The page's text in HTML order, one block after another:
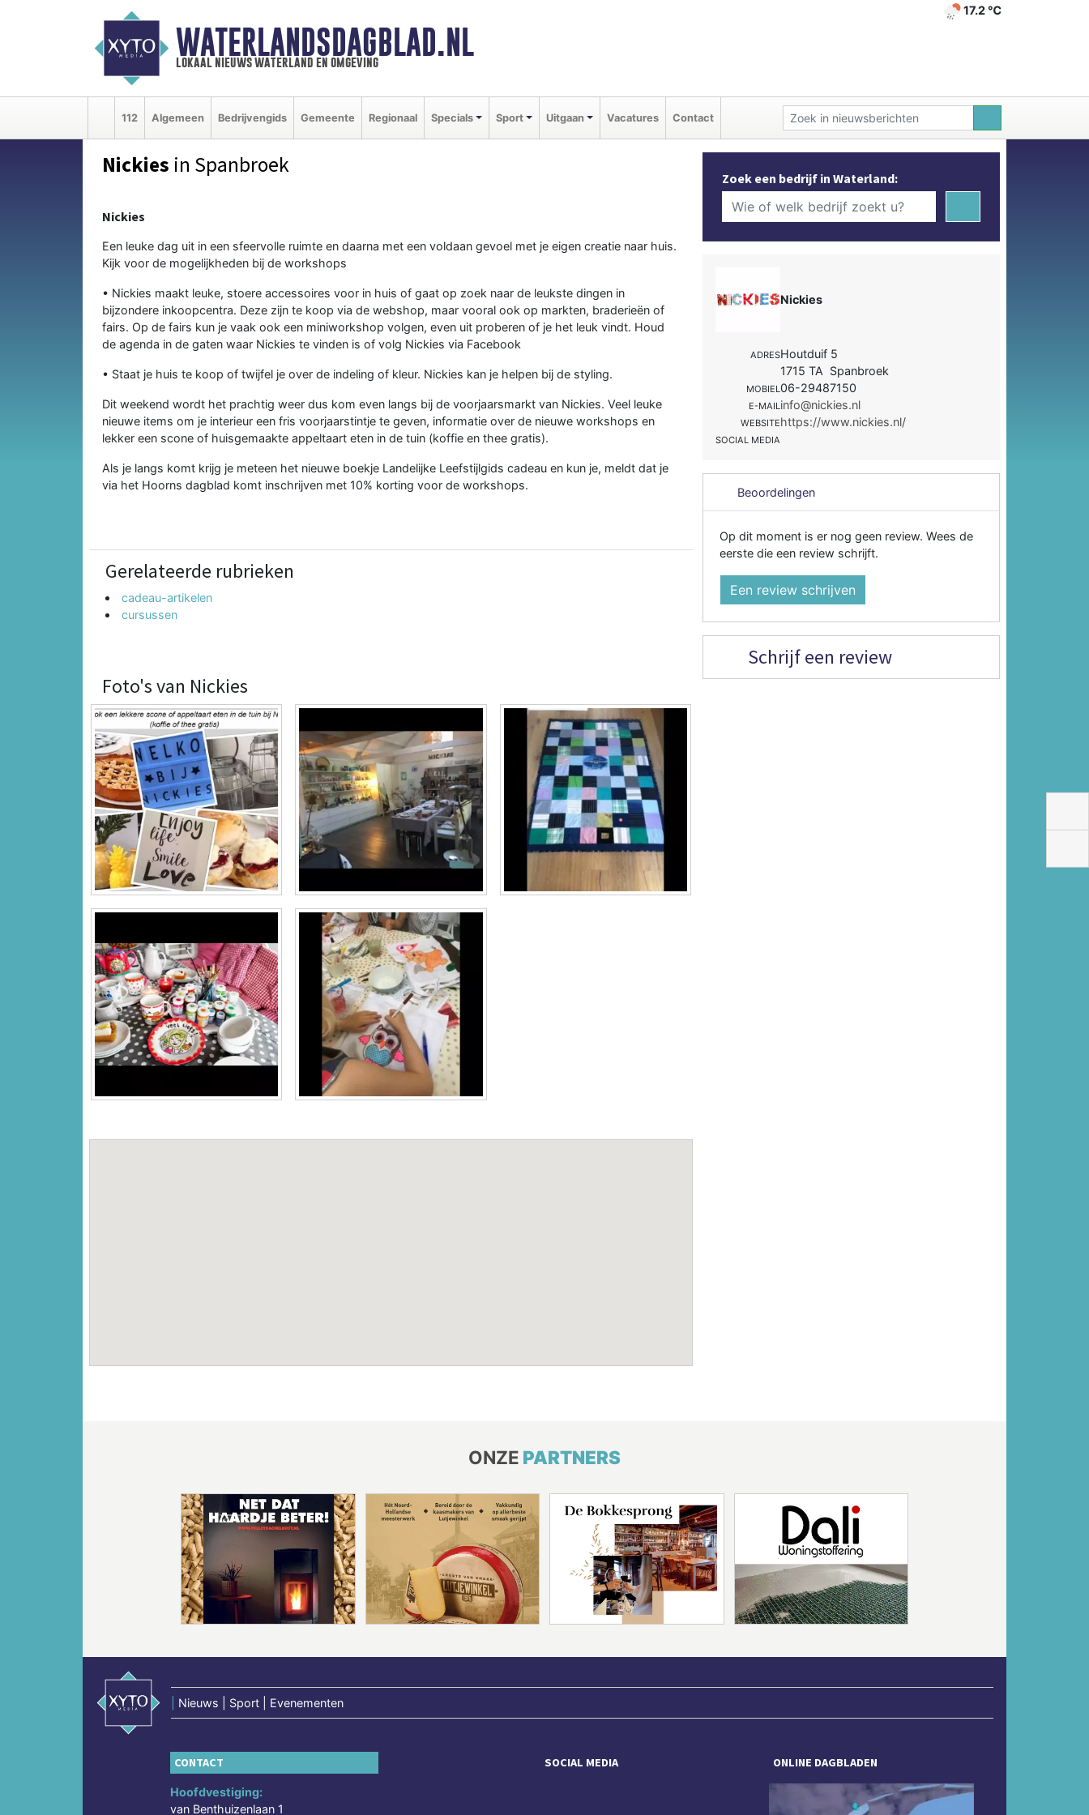
WATERLANDSDAGBLAD.NL
lokaal nieuws waterland en omgeving
17.2 ℃
112 Algemeen Bedrijvengids Gemeente Regionaal Specials Sport Uitgaan Vacatures Contact
Nickies in Spanbroek
Nickies
Een leuke dag uit in een sfeervolle ruimte en daarna met een voldaan gevoel met je eigen creatie naar huis.
Kijk voor de mogelijkheden bij de workshops
• Nickies maakt leuke, stoere accessoires voor in huis of gaat op zoek naar de leukste dingen in
bijzondere inkoopcentra. Deze zijn te koop via de webshop, maar vooral ook op markten, braderieën of
fairs. Op de fairs kun je vaak ook een miniworkshop volgen, even uit proberen of je het leuk vindt. Houd
de agenda in de gaten waar Nickies te vinden is of volg Nickies via Facebook
• Staat je huis te koop of twijfel je over de indeling of kleur. Nickies kan je helpen bij de styling.
Dit weekend wordt het prachtig weer dus kom even langs bij de voorjaarsmarkt van Nickies. Veel leuke
nieuwe items om je interieur een fris voorjaarstintje te geven, informatie over de nieuwe workshops en
lekker een scone of huisgemaakte appeltaart eten in de tuin (koffie en thee gratis).
Als je langs komt krijg je meteen het nieuwe boekje Landelijke Leefstijlgids cadeau en kun je, meldt dat je
via het Hoorns dagblad komt inschrijven met 10% korting voor de workshops.
Gerelateerde rubrieken
cadeau-artikelen
cursussen
Foto's van Nickies
Zoek een bedrijf in Waterland:
Nickies
ADRESHoutduif 5
1715 TA Spanbroek
MOBIEL06-29487150
E-MAILinfo@nickies.nl
WEBSITEhttps://www.nickies.nl/
SOCIAL MEDIA
Beoordelingen
Op dit moment is er nog geen review. Wees de
eerste die een review schrijft.
Een review schrijven
Schrijf een review
ONZE PARTNERS
Nieuws | Sport | Evenementen
CONTACT
Hoofdvestiging:
van Benthuizenlaan 1
SOCIAL MEDIA ONLINE DAGBLADEN